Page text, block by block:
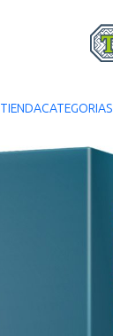
TIENDACATEGORIAS